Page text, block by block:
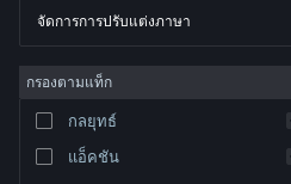
© Valve Corporation สงวนลิขสิทธิ์ เครื่องหมายการค้า
และประเทศอื่น
นโยบายความเป็นส่วนตัว
การช่วยการเข้าถึง|
Steam| การคืนเงิน
จัดการการปรับแต่งภาษา
กรองตามแท็ก
กลยุทธ์
แอ็คชัน